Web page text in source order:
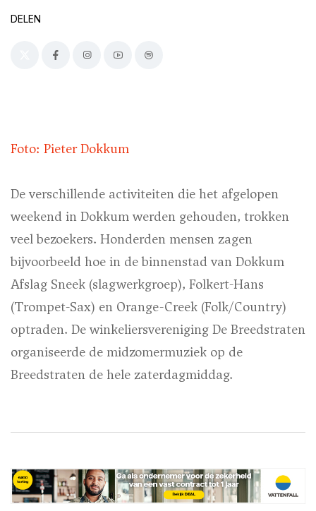
DELEN
Foto: Pieter Dokkum
De verschillende activiteiten die het afgelopen
weekend in Dokkum werden gehouden, trokken
veel bezoekers. Honderden mensen zagen
bijvoorbeeld hoe in de binnenstad van Dokkum
Afslag Sneek (slagwerkgroep), Folkert-Hans
(Trompet-Sax) en Orange-Creek (Folk/Country)
optraden. De winkeliersvereniging De Breedstraten
organiseerde de midzomermuziek op de
Breedstraten de hele zaterdagmiddag.